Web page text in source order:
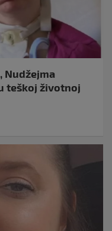
Nudžejma
teškoj životnoj